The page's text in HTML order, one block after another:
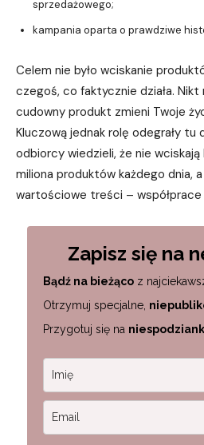
sprzedażowego;
kampania oparta o prawdziwe
Celem nie było wciskanie
czegoś, co faktycznie działa. Nikt
cudowny produkt zmieni Twoje
Kluczową jednak rolę odegrały tu
odbiorcy wiedzieli, że nie
miliona produktów każdego dnia,
wartościowe treści –
Zapisz się na
Bądź na bieżąco z
Otrzymuj specjalne,
Przygotuj się na